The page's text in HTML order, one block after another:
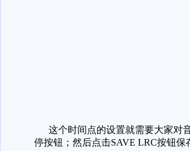
这个时间点的设置就需要大家对音
停按钮；然后点击SAVE LRC按钮